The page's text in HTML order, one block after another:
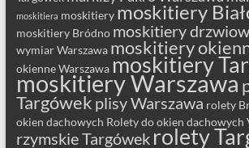
moskitiera moskitiery moskitiery
moskitiery Bródno moskitiery
wymiar Warszawa moskitiery
okienne Warszawa moskitiery
moskitiery Warszawa
Targówek plisy Warszawa rolety
okien dachowych Rolety do okien dachowych
rzymskie Targówek rolety